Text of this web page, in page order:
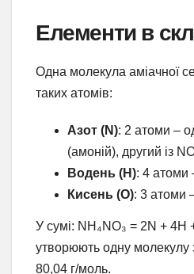
Елементи в
Одна молекула аміачної
таких атомів:
Азот (N): 2 атоми –
(амоній), другий із
Водень (H): 4 атоми
Кисень (O): 3 атоми
У сумі: NH₄NO₃ = 2N + 4H
утворюють одну
80,04 г/моль.